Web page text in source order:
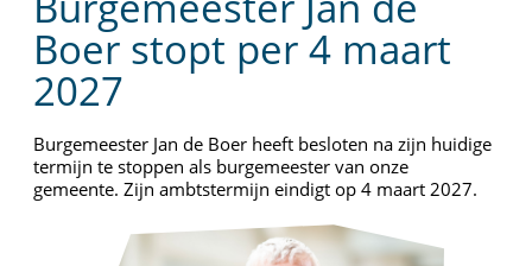
Boer stopt per 4 maart
2027
Burgemeester Jan de Boer heeft besloten na zijn huidige
termijn te stoppen als burgemeester van onze
gemeente. Zijn ambtstermijn eindigt op 4 maart 2027.